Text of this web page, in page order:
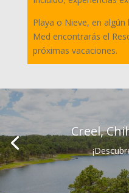
Playa o Nieve, en
Med encontrarás el
próximas vacaciones.
Creel,